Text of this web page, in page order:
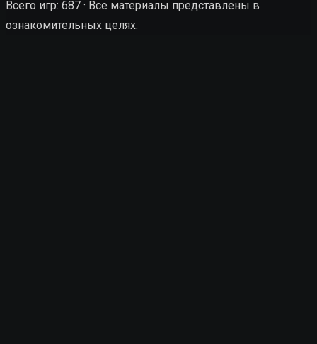
Всего игр: 687 · Все материалы представлены в
ознакомительных целях.